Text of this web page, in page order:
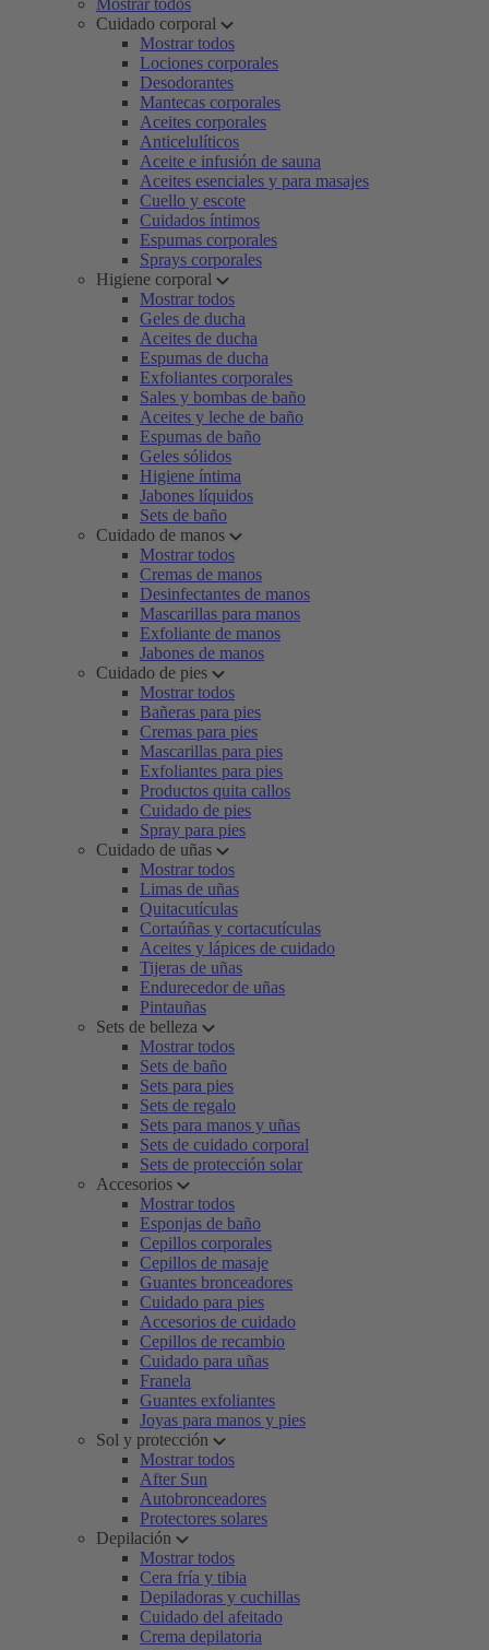
Mostrar todos
Cuidado corporal
Mostrar todos
Lociones corporales
Desodorantes
Mantecas corporales
Aceites corporales
Anticelulíticos
Aceite e infusión de sauna
Aceites esenciales y para masajes
Cuello y escote
Cuidados íntimos
Espumas corporales
Sprays corporales
Higiene corporal
Mostrar todos
Geles de ducha
Aceites de ducha
Espumas de ducha
Exfoliantes corporales
Sales y bombas de baño
Aceites y leche de baño
Espumas de baño
Geles sólidos
Higiene íntima
Jabones líquidos
Sets de baño
Cuidado de manos
Mostrar todos
Cremas de manos
Desinfectantes de manos
Mascarillas para manos
Exfoliante de manos
Jabones de manos
Cuidado de pies
Mostrar todos
Bañeras para pies
Cremas para pies
Mascarillas para pies
Exfoliantes para pies
Productos quita callos
Cuidado de pies
Spray para pies
Cuidado de uñas
Mostrar todos
Limas de uñas
Quitacutículas
Cortaúñas y cortacutículas
Aceites y lápices de cuidado
Tijeras de uñas
Endurecedor de uñas
Pintauñas
Sets de belleza
Mostrar todos
Sets de baño
Sets para pies
Sets de regalo
Sets para manos y uñas
Sets de cuidado corporal
Sets de protección solar
Accesorios
Mostrar todos
Esponjas de baño
Cepillos corporales
Cepillos de masaje
Guantes bronceadores
Cuidado para pies
Accesorios de cuidado
Cepillos de recambio
Cuidado para uñas
Franela
Guantes exfoliantes
Joyas para manos y pies
Sol y protección
Mostrar todos
After Sun
Autobronceadores
Protectores solares
Depilación
Mostrar todos
Cera fría y tibia
Depiladoras y cuchillas
Cuidado del afeitado
Crema depilatoria